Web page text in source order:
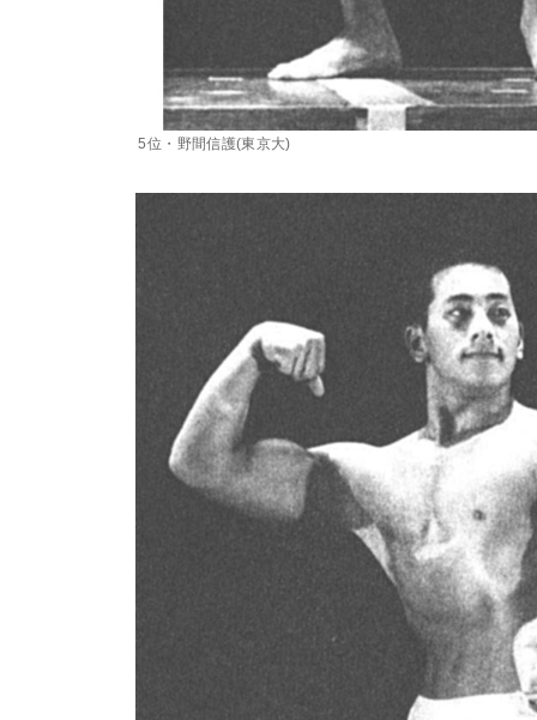
5位・野間信護(東京大)